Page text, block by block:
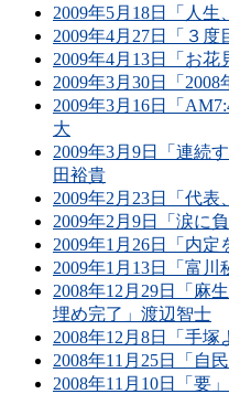
2009年5月18日「人
2009年4月27日「３
2009年4月13日「お
2009年3月30日「
2009年3月16日「
大
2009年3月9日「連続
田裕貴
2009年2月23日「代
2009年2月9日「涙に
2009年1月26日「内
2009年1月13日「富
2008年12月29日「麻
埋め完了」渡辺智士
2008年12月8日「手
2008年11月25日「自
2008年11月10日「要